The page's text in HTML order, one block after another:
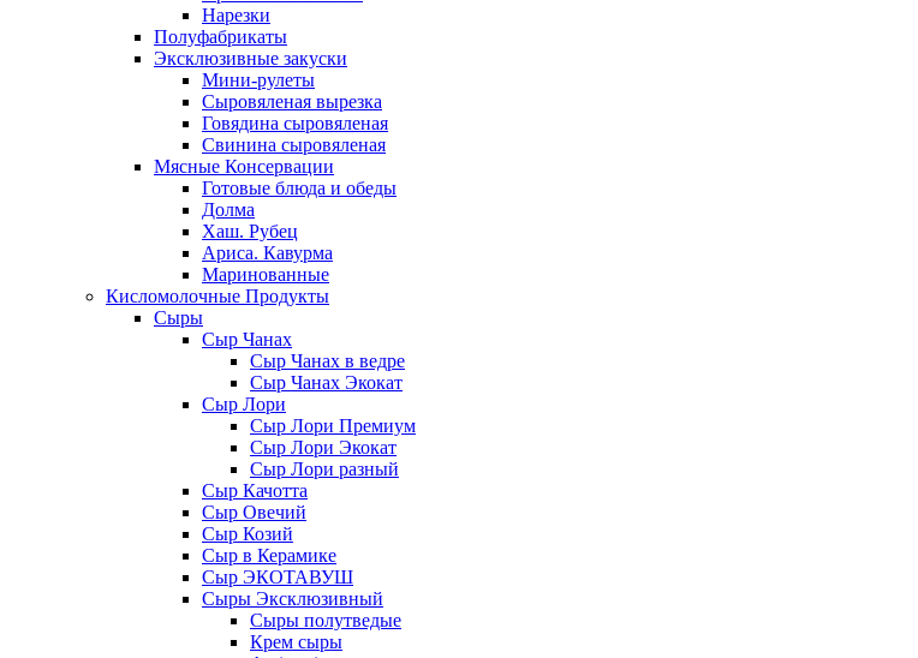
Нарезки
Полуфабрикаты
Эксклюзивные закуски
Мини-рулеты
Сыровяленая вырезка
Говядина сыровяленая
Свинина сыровяленая
Мясные Консервации
Готовые блюда и обеды
Долма
Хаш. Рубец
Ариса. Кавурма
Маринованные
Кисломолочные Продукты
Сыры
Сыр Чанах
Сыр Чанах в ведре
Сыр Чанах Экокат
Сыр Лори
Сыр Лори Премиум
Сыр Лори Экокат
Сыр Лори разный
Сыр Качотта
Сыр Овечий
Сыр Козий
Сыр в Керамике
Сыр ЭКОТАВУШ
Сыры Эксклюзивный
Сыры полутведые
Крем сыры